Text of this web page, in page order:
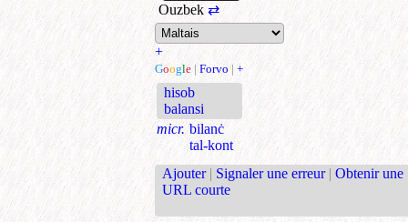
Ouzbek ⇄
+
Google | Forvo | +
hisob
balansi
micr. bilanċ
tal-kont
Ajouter | Signaler une erreur | Obtenir une
URL courte